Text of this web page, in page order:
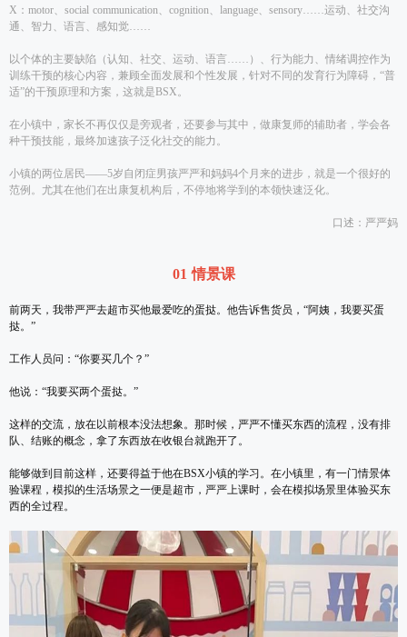
X：motor、social communication、cognition、language、sensory……运动、社交沟
通、智力、语言、感知觉……
以个体的主要缺陷（认知、社交、运动、语言……）、行为能力、情绪调控作为
训练干预的核心内容，兼顾全面发展和个性发展，针对不同的发育行为障碍，“普
适”的干预原理和方案，这就是BSX。
在小镇中，家长不再仅仅是旁观者，还要参与其中，做康复师的辅助者，学会各
种干预技能，最终加速孩子泛化社交的能力。
小镇的两位居民——5岁自闭症男孩严严和妈妈4个月来的进步，就是一个很好的
范例。尤其在他们在出康复机构后，不停地将学到的本领快速泛化。
口述：严严妈
01 情景课
前两天，我带严严去超市买他最爱吃的蛋挞。他告诉售货员，“阿姨，我要买蛋
挞。”
工作人员问：“你要买几个？”
他说：“我要买两个蛋挞。”
这样的交流，放在以前根本没法想象。那时候，严严不懂买东西的流程，没有排
队、结账的概念，拿了东西放在收银台就跑开了。
能够做到目前这样，还要得益于他在BSX小镇的学习。在小镇里，有一门情景体
验课程，模拟的生活场景之一便是超市，严严上课时，会在模拟场景里体验买东
西的全过程。